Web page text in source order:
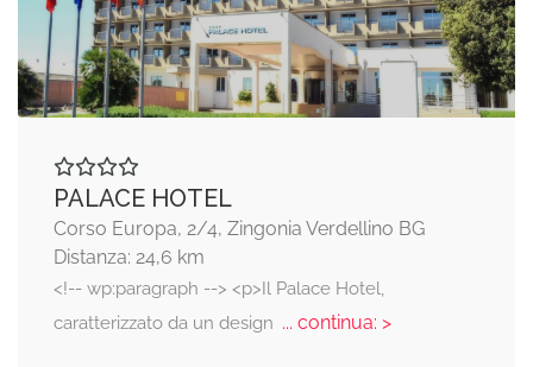
PALACE HOTEL
Corso Europa, 2/4, Zingonia Verdellino BG
Distanza: 24,6 km
<!-- wp:paragraph --> <p>Il Palace Hotel,
caratterizzato da un design ... continua: >